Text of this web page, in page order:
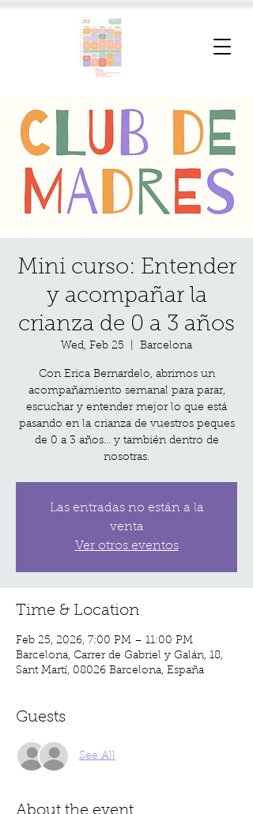
Mini curso: Entender
y acompañar la
crianza de 0 a 3 años
Wed, Feb 25 Barcelona
Con Erica Bernardelo, abrimos un
acompañamiento semanal para parar,
escuchar y entender mejor lo que está
pasando en la crianza de vuestros peques
de 0 a 3 años… y también dentro de
nosotras.
Las entradas no están a la
venta
Ver otros eventos
Time & Location
Feb 25, 2026, 7:00 PM – 11:00 PM
Barcelona, Carrer de Gabriel y Galán, 18,
Sant Martí, 08026 Barcelona, España
Guests
See All
About the event